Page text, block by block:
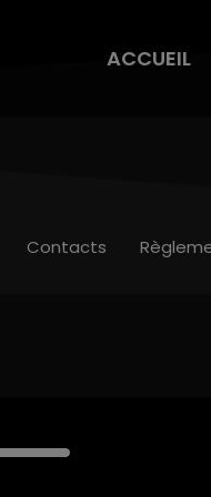
ACCUEIL
Contacts